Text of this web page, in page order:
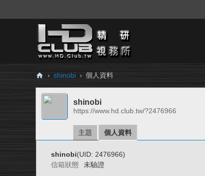
H
Cl
› shinobi › 個人資料
shinobi
https://www.hd.club.tw/?2476966
主題 個人資料
shinobi(UID: 2476966)
信箱狀態
未驗證